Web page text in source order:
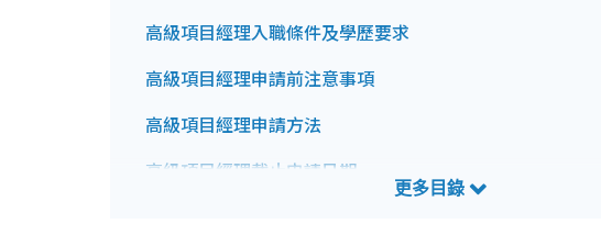
高級項目經理入職條件及學歷要求
高級項目經理申請前注意事項
高級項目經理申請方法
高級項目經理截止申請日期